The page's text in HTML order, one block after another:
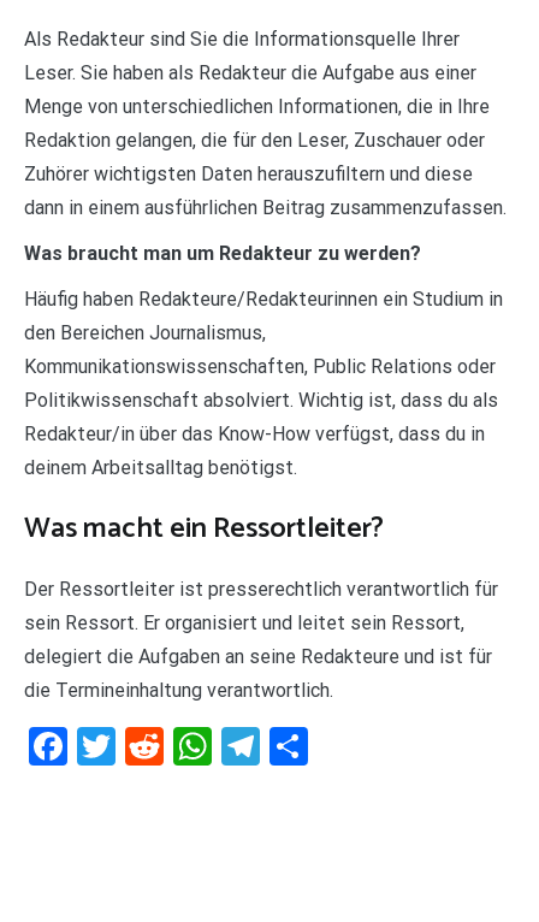
Als Redakteur sind Sie die Informationsquelle Ihrer
Leser. Sie haben als Redakteur die Aufgabe aus einer
Menge von unterschiedlichen Informationen, die in Ihre
Redaktion gelangen, die für den Leser, Zuschauer oder
Zuhörer wichtigsten Daten herauszufiltern und diese
dann in einem ausführlichen Beitrag zusammenzufassen.
Was braucht man um Redakteur zu werden?
Häufig haben Redakteure/Redakteurinnen ein Studium in
den Bereichen Journalismus,
Kommunikationswissenschaften, Public Relations oder
Politikwissenschaft absolviert. Wichtig ist, dass du als
Redakteur/in über das Know-How verfügst, dass du in
deinem Arbeitsalltag benötigst.
Was macht ein Ressortleiter?
Der Ressortleiter ist presserechtlich verantwortlich für
sein Ressort. Er organisiert und leitet sein Ressort,
delegiert die Aufgaben an seine Redakteure und ist für
die Termineinhaltung verantwortlich.
Facebook
Twitter
RedditWhatsApp
Telegram